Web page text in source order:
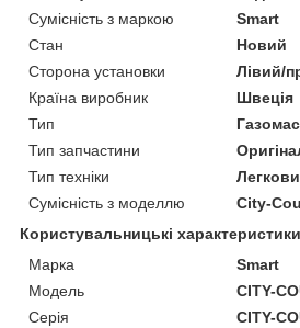
Сумісність з маркою
Smart
Стан
Новий
Сторона установки
Лівий/
Країна виробник
Швеція
Тип
Тип запчастини
Тип техніки
Сумісність з моделлю
City-
Користувальницькі характеристики
Марка
Smart
Мoдель
CITY-
Серія
CITY-